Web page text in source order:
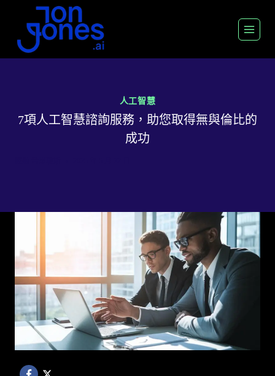
人工智慧
7項人工智慧諮詢服務，助您取得無與倫比的
成功